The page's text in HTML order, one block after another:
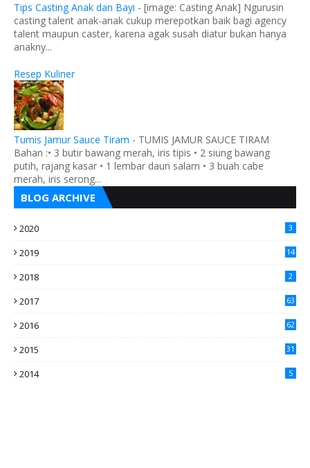
Tips Casting Anak dan Bayi - [image: Casting Anak] Ngurusin
casting talent anak-anak cukup merepotkan baik bagi agency
talent maupun caster, karena agak susah diatur bukan hanya
anakny...
Resep Kuliner
Tumis Jamur Sauce Tiram - TUMIS JAMUR SAUCE TIRAM
Bahan :• 3 butir bawang merah, iris tipis • 2 siung bawang
putih, rajang kasar • 1 lembar daun salam • 3 buah cabe
merah, iris serong...
BLOG ARCHIVE
2020 3
2019 14
2018 2
2017 63
2016
62
2015
31
2014 5